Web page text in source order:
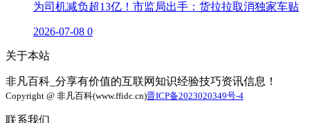
为司机减负超13亿！市监局出手：货拉拉取消独家车贴
2026-07-08 0
关于本站
非凡百科_分享有价值的互联网知识经验技巧资讯信息！
Copyright @ 非凡百科(www.ffidc.cn)晋ICP备2023020349号-4
联系我们